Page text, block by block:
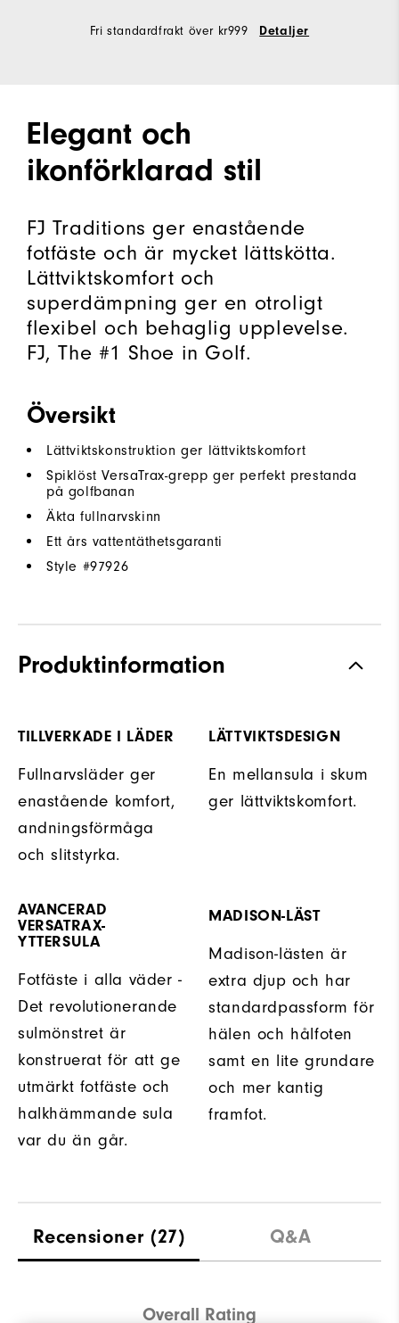
Fri standardfrakt över kr999 Detaljer
Elegant och
ikonförklarad stil
FJ Traditions ger enastående
fotfäste och är mycket lättskötta.
Lättviktskomfort och
superdämpning ger en otroligt
flexibel och behaglig upplevelse.
FJ, The #1 Shoe in Golf.
Översikt
Lättviktskonstruktion ger lättviktskomfort
Spiklöst VersaTrax-grepp ger perfekt prestanda
på golfbanan
Äkta fullnarvskinn
Ett års vattentäthetsgaranti
Style #97926
Produktinformation
TILLVERKADE I LÄDER
Fullnarvsläder ger
enastående komfort,
andningsförmåga
och slitstyrka.
LÄTTVIKTSDESIGN
En mellansula i skum
ger lättviktskomfort.
AVANCERAD
VERSATRAX-
YTTERSULA
Fotfäste i alla väder -
Det revolutionerande
sulmönstret är
konstruerat för att ge
utmärkt fotfäste och
halkhämmande sula
var du än går.
MADISON-LÄST
Madison-lästen är
extra djup och har
standardpassform för
hälen och hålfoten
samt en lite grundare
och mer kantig
framfot.
Recensioner (27) Q&A
Overall Rating